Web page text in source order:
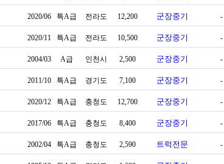
2020/06 특A급 전라도 12,200 군장중기 -
2020/11 특A급 전라도 10,500 군장중기 -
2004/03 A급 인천시 2,500 군장중기 -
2011/10 특A급 경기도 7,100 군장중기 -
2020/12 특A급 충청도 12,700 군장중기 -
2017/06 특A급 충청도 8,400 군장중기 -
2002/04 특A급 충청도 2,590 트럭전문 -